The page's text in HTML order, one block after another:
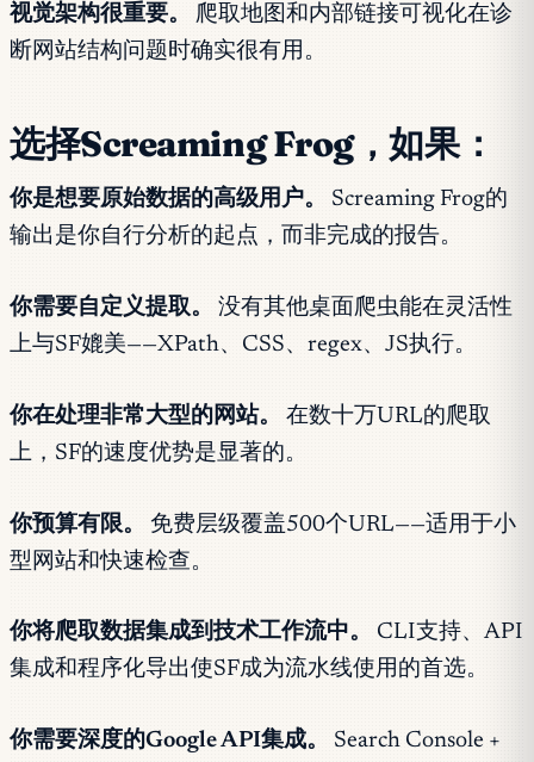
视觉架构很重要。
爬取地图和内部链接可视化在诊
断网站结构问题时确实很有用。
选择Screaming Frog，如果：
你是想要原始数据的高级用户。
Screaming Frog的
输出是你自行分析的起点，而非完成的报告。
你需要自定义提取。
没有其他桌面爬虫能在灵活性
上与SF媲美——XPath、CSS、regex、JS执行。
你在处理非常大型的网站。
在数十万URL的爬取
上，SF的速度优势是显著的。
你预算有限。
免费层级覆盖500个URL——适用于小
型网站和快速检查。
你将爬取数据集成到技术工作流中。
CLI支持、API
集成和程序化导出使SF成为流水线使用的首选。
你需要深度的Google API集成。
Search Console +